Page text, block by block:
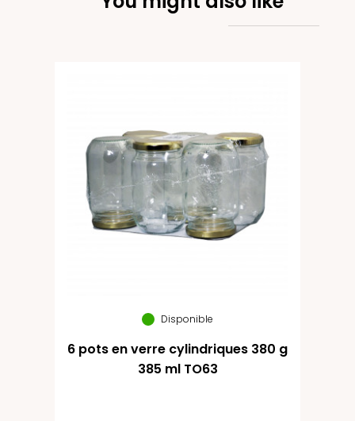
Disponible
6 pots en verre cylindriques 380 g
385 ml TO63